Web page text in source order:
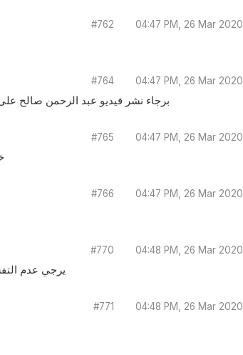
#762 04:47 PM, 26 Mar 2020
#764 04:47 PM, 26 Mar 2020
برجاء نشر فيديو عبد الرحمن صالح
#765 04:47 PM, 26 Mar 2020
#766 04:47 PM, 26 Mar 2020
#770 04:48 PM, 26 Mar 2020
يرجي عدم
#771 04:48 PM, 26 Mar 2020